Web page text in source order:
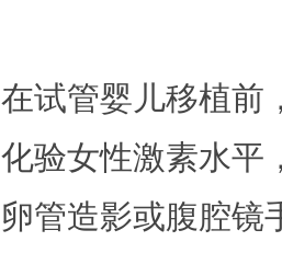
在试管婴儿移植前
化验女性激素水平
卵管造影或腹腔镜